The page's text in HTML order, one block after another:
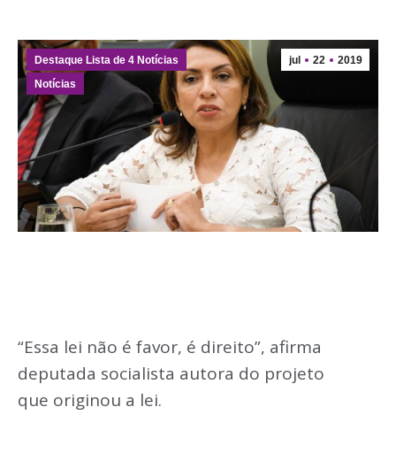
jul 22 2019
Destaque Lista de 4 Notícias
Notícias
“Essa lei não é favor, é direito”, afirma
deputada socialista autora do projeto
que originou a lei.